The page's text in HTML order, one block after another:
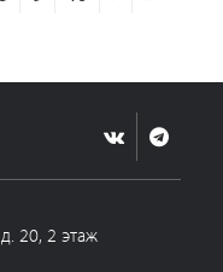
20, 2 этаж